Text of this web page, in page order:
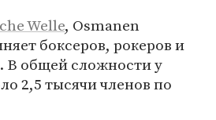
Welle, Osmanen
боксеров, рокеров и
В общей сложности у
2,5 тысячи членов по